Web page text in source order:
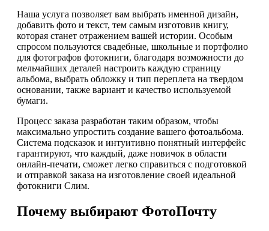
Наша услуга позволяет вам выбрать именной дизайн,
добавить фото и текст, тем самым изготовив книгу,
которая станет отражением вашей истории. Особым
спросом пользуются свадебные, школьные и портфолио
для фотографов фотокниги, благодаря возможности до
мельчайших деталей настроить каждую страницу
альбома, выбрать обложку и тип переплета на твердом
основании, также вариант и качество используемой
бумаги.
Процесс заказа разработан таким образом, чтобы
максимально упростить создание вашего фотоальбома.
Система подсказок и интуитивно понятный интерфейс
гарантируют, что каждый, даже новичок в области
онлайн-печати, сможет легко справиться с подготовкой
и отправкой заказа на изготовление своей идеальной
фотокниги Слим.
Почему выбирают ФотоПочту